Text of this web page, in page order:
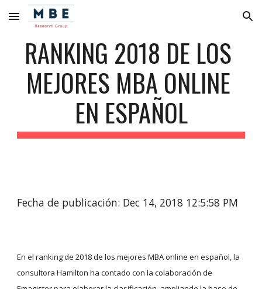
Skip to main content Skip to navigation
RANKING 2018 DE LOS
MEJORES MBA ONLINE
EN ESPAÑOL
Fecha de publicación: Dec 14, 2018 12:5:58 PM
En el ranking de 2018 de los mejores MBA online en español, la
consultora Hamilton ha contado con la colaboración de